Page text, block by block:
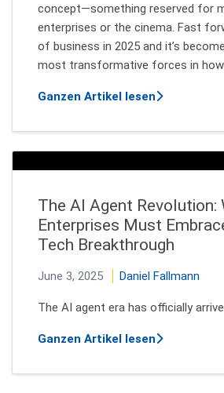
concept—something reserved for
enterprises or the cinema. Fast
of business in 2025 and it’s
most transformative forces in how
Ganzen Artikel lesenüber The
The AI Agent Revolution:
Enterprises Must
Tech Breakthrough
June 3, 2025 Daniel Fallmann
The AI agent era has officially
Ganzen Artikel lesenüber The